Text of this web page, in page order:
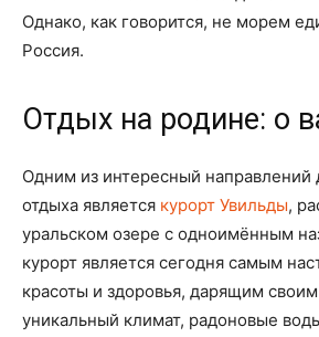
Однако, как говорится, не морем
Россия.
Отдых на родине: о
Одним из интересный направлений
отдыха является курорт Увильды,
уральском озере с одноимённым
курорт является сегодня самым
красоты и здоровья, дарящим
уникальный климат, радоновые